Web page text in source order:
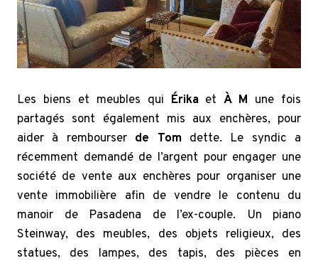
Les biens et meubles qui ÉrikaetÀ M une fois
partagés sont également mis aux enchères, pour
aider à rembourser de Tomdette. Le syndic a
récemment demandé de l’argent pour engager une
société de vente aux enchères pour organiser une
vente immobilière afin de vendre le contenu du
manoir de Pasadena de l’ex-couple. Un piano
Steinway, des meubles, des objets religieux, des
statues, des lampes, des tapis, des pièces en